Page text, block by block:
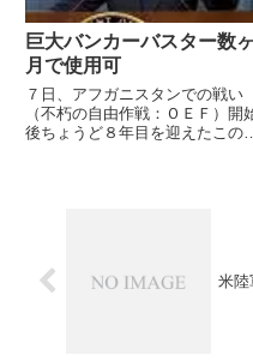
巨大バンカーバスター数ヶ
月で使用可
７日、アフガニスタンでの戦い
（不朽の自由作戦：ＯＥＦ）開
後ちょうど８年目を迎えたこの
米陸